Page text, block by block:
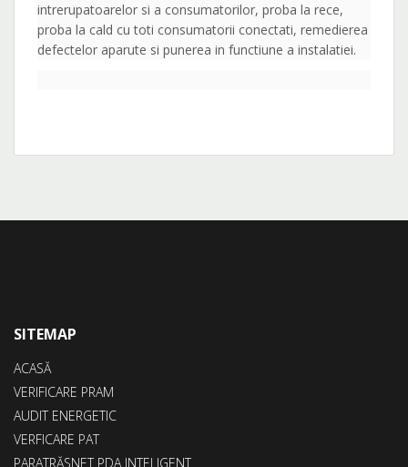
intrerupatoarelor si a consumatorilor, proba la rece,
proba la cald cu toti consumatorii conectati, remedierea
defectelor aparute si punerea in functiune a instalatiei.
SITEMAP
ACASĂ
VERIFICARE PRAM
AUDIT ENERGETIC
VERFICARE PAT
PARATRĂSNET PDA INTELIGENT